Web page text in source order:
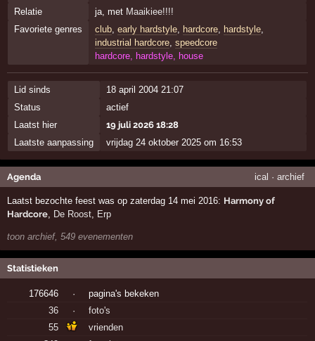
Relatie
ja, met Maaikiee!!!!
Favoriete genres
club, early hardstyle, hardcore, hardstyle,
industrial hardcore, speedcore
hardcore, hardstyle, house
Lid sinds
18 april 2004 21:07
Status
actief
Laatst hier
19 juli 2026 18:28
Laatste aanpassing
vrijdag 24 oktober 2025 om 16:53
Agenda ical · archief
Laatst bezochte feest was op zaterdag 14 mei 2016: Harmony of
Hardcore, De Roost, Erp
toon archief, 549 evenementen
Statistieken
176646 ·
pagina's bekeken
36
·
foto's
55
vrienden